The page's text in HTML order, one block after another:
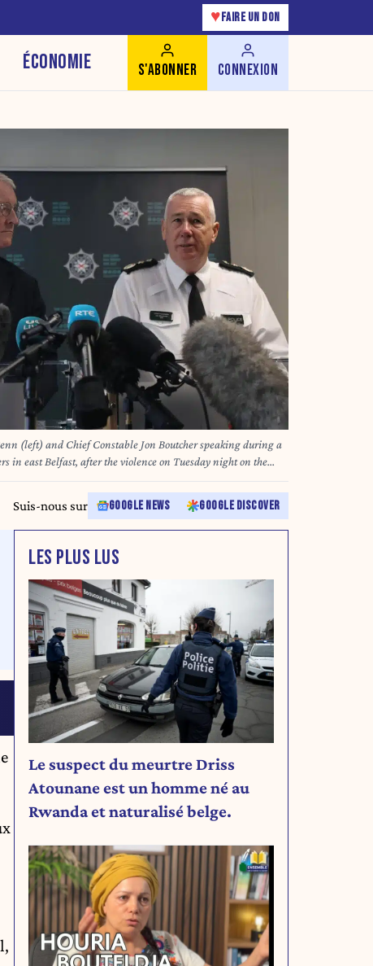
♥ FAIRE UN DON
ÉCONOMIE S'ABONNER CONNEXION
(left) and Chief Constable Jon Boutcher speaking during a
in east Belfast, after the violence on Tuesday night on the
attack in the Kinnaird Avenue residential area, leaving the
wounds. Hadi Alodid has been remanded in custody at Belfast
being charged with the attempted stabbing murder of Stephen
and possession of a knife. Picture date: Wednesday June
Suis-nous sur GOOGLE NEWS GOOGLE DISCOVER
LES PLUS LUS
Le suspect du meurtre Driss
Atounane est un homme né au
Rwanda et naturalisé belge.